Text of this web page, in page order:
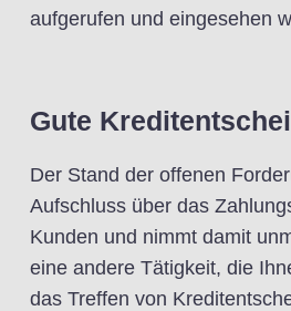
aufgerufen und eingesehen
Gute
Der Stand der offenen
Aufschluss über das
Kunden und nimmt damit
eine andere Tätigkeit, die
das Treffen von